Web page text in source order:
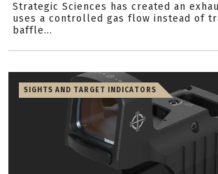
Strategic Sciences has created an
uses a controlled gas flow instead of
baffle...
SIGHTS AND TARGET INDICATORS